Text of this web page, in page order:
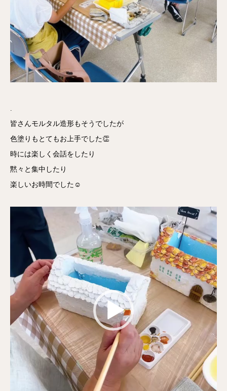
.
皆さんモルタル造形もそうでしたが
色塗りもとてもお上手でした👏
時には楽しく会話をしたり
黙々と集中したり
楽しいお時間でした☺️